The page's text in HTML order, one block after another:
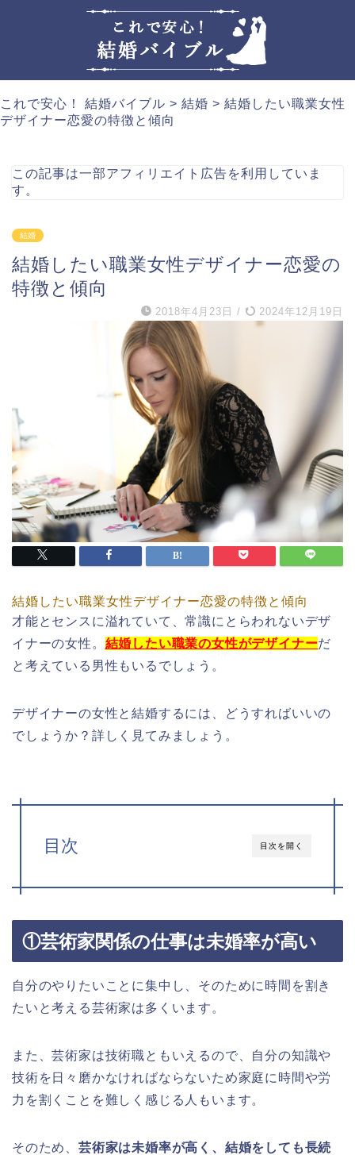
これで安心！ 結婚バイブル > 結婚 > 結婚したい職業女性
デザイナー恋愛の特徴と傾向
この記事は一部アフィリエイト広告を利用していま
す。
結婚
結婚したい職業女性デザイナー恋愛の
特徴と傾向
2018年4月23日 / 2024年12月19日
結婚したい職業女性デザイナー恋愛の特徴と傾向
才能とセンスに溢れていて、常識にとらわれないデザ
イナーの女性。 結婚したい職業の女性がデザイナーだ
と考えている男性もいるでしょう。
デザイナーの女性と結婚するには、どうすればいいの
でしょうか？詳しく見てみましょう。
目次を開く
目次
①芸術家関係の仕事は未婚率が高い
自分のやりたいことに集中し、そのために時間を割き
たいと考える芸術家は多くいます。
また、芸術家は技術職ともいえるので、自分の知識や
技術を日々磨かなければならないため家庭に時間や労
力を割くことを難しく感じる人もいます。
そのため、 芸術家は未婚率が高く、結婚をしても長続